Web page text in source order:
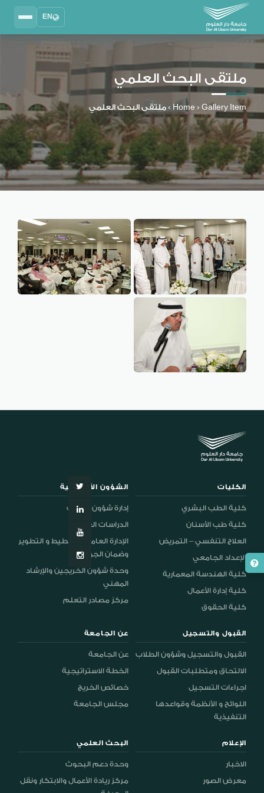
EN
2025 - 2026
نظام إدارة التعلم
MYLMS
نظام معلومات الطلاب
إدارة الموارد البشرية
MYHRM
البريد الجامعي
EMAIL
المكتبة الرقمية
DL
نظام التقييم السنوي
ملتقى البحث العلمي
Home › Gallery Item
› ملتقى البحث العلمي
الكليات
كلية الطب البشري
كلية طب الأسنان
العلاج التنفسي – التمريض
الإعداد الجامعي
كلية الهندسة المعمارية
كلية إدارة الأعمال
كلية الحقوق
الشؤون الأكاديمية
إدارة شؤون الطلاب
الدراسات العليا
الإدارة العامة للتخطيط و التطوير
وضمان الجودة
وحدة شؤون الخريجين والإرشاد
المهني
مركز مصادر التعلم
القبول والتسجيل
القبول والتسجيل وشؤون الطلاب
الالتحاق ومتطلبات القبول
اجراءات التسجيل
اللوائح و الأنظمة وقواعدها
التنفيذية
عن الجامعة
عن الجامعة
الخطة الاستراتيجية
خصائص الخريج
مجلس الجامعة
الإعلام
الاخبار
معرض الصور
البحث العلمي
وحدة دعم البحوث
مركز ريادة الأعمال والابتكار ونقل